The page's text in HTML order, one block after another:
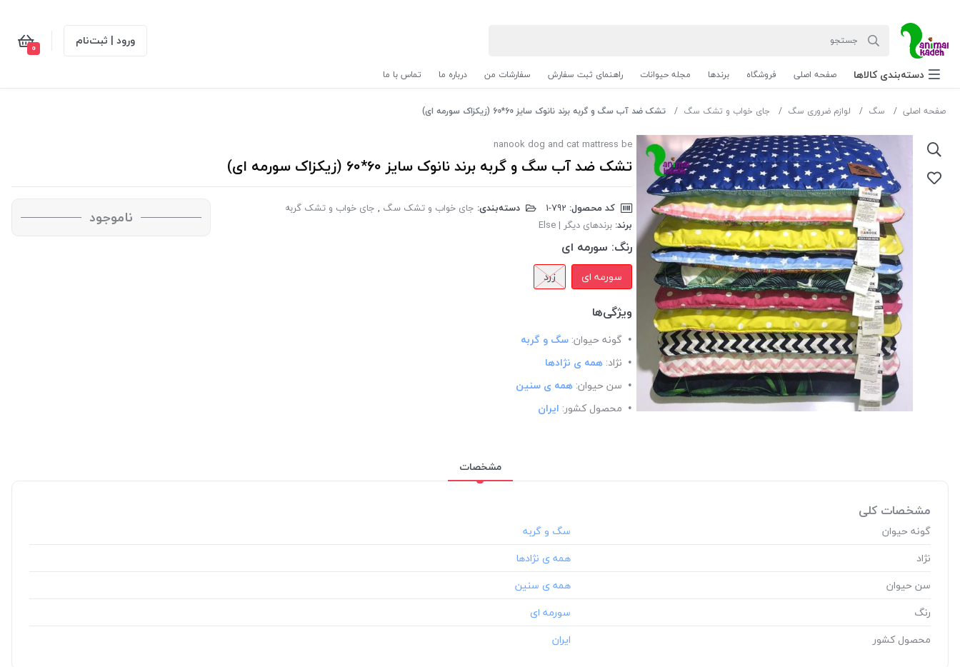
ورود | ثبت‌نام 0
دسته‌بندی‌ کالاها صفحه اصلی فروشگاه برندها مجله حیوانات راهنمای ثبت سفارش سفارشات من درباره ما تماس با ما
صفحه اصلی سگ لوازم ضروری سگ جای خواب و تشک سگ تشک ضد آب سگ و گربه برند نانوک سایز 60*60 (زیکزاک سورمه ای)
nanook dog and cat mattress be
تشک ضد آب سگ و گربه برند نانوک سایز 60*60 (زیکزاک سورمه ای)
کد محصول: دسته‌بندی: جای خواب و تشک سگ , جای خواب و تشک گربه
برند: برندهای دیگر | Else
رنگ: سورمه ای
سورمه ای زرد
ویژگی‌ها
گونه حیوان: سگ و گربه
نژاد: همه ی نژادها
سن حیوان: همه ی سنین
محصول کشور: ایران
ناموجود
مشخصات
مشخصات کلی
گونه حیوان
نژاد
سن حیوان
رنگ
محصول کشور